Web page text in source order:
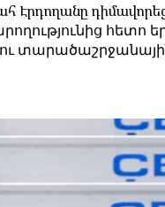
Էրդողանը
հետո